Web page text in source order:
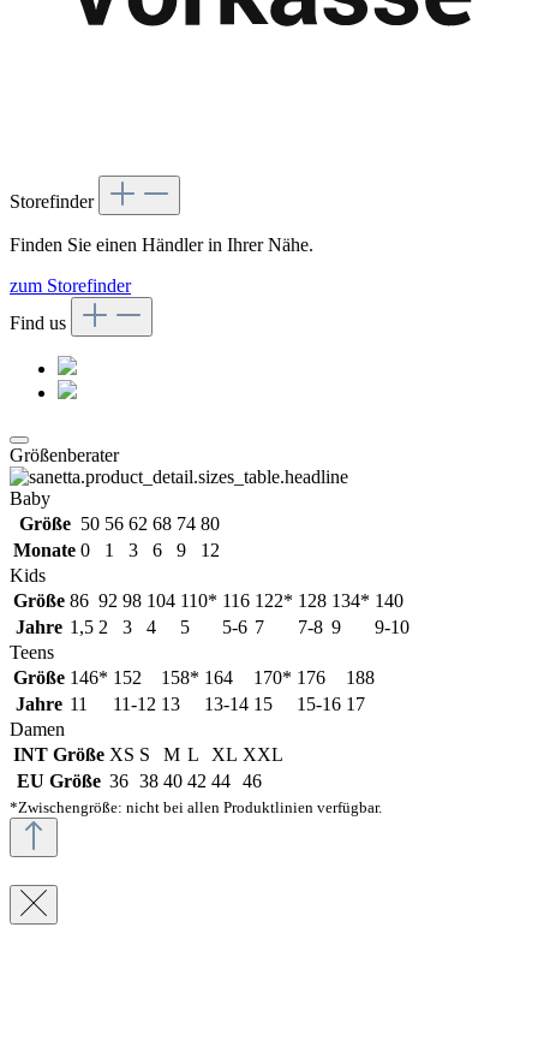
Storefinder
Finden Sie einen Händler in Ihrer Nähe.
zum Storefinder
Find us
Größenberater
Baby
Größe 50 56 62 68 74 80
Monate 0 1 3 6 9
12
Kids
Größe 86 92 98 104 110* 116 122* 128 134* 140
Jahre 1,5 2 3 4 5 5-6 7 7-8 9
9-10
Teens
Größe 146* 152 158* 164 170* 176
188
Jahre 11 11-12 13 13-14 15 15-16 17
Damen
INT Größe XS S M L XL XXL
EU Größe 36 38 40 42 44 46
*Zwischengröße: nicht bei allen Produktlinien verfügbar.